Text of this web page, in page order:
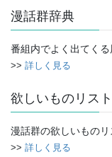
漫話群辞典
番組内でよく出てくる
>> 詳しく見る
欲しいものリスト
漫話群の欲しいものリ
>> 詳しく見る